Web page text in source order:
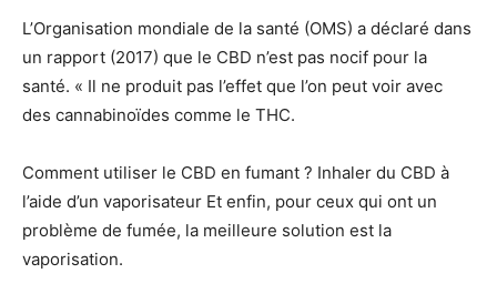
L’Organisation mondiale de la santé (OMS) a déclaré dans
un rapport (2017) que le CBD n’est pas nocif pour la
santé. « Il ne produit pas l’effet que l’on peut voir avec
des cannabinoïdes comme le THC.
Comment utiliser le CBD en fumant ? Inhaler du CBD à
l’aide d’un vaporisateur Et enfin, pour ceux qui ont un
problème de fumée, la meilleure solution est la
vaporisation.